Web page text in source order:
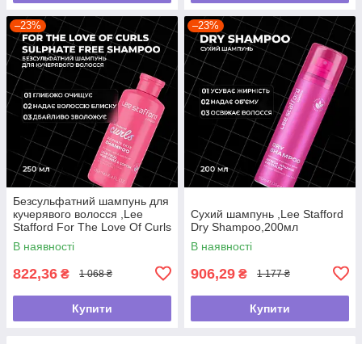
–23%
Безсульфатний шампунь для
кучерявого волосся ,Lee
Stafford For The Love Of Curls
Shampoo,250мл
В наявності
822,36 ₴ 1 068 ₴
Купити
–23%
Сухий шампунь ,Lee Stafford
Dry Shampoo,200мл
В наявності
906,29 ₴ 1 177 ₴
Купити